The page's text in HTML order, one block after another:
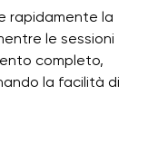
rapidamente la
le sessioni
completo,
la facilità di